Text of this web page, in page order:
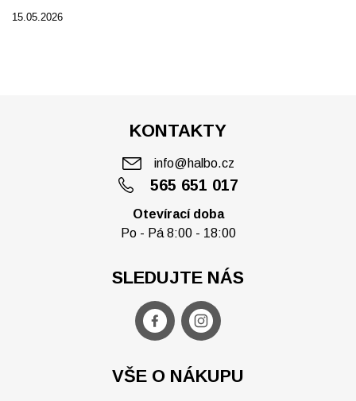
15.05.2026
KONTAKTY
565 651 017
info@halbo.cz
Otevírací doba
Po - Pá 8:00 - 18:00
VŠE O NÁKUPU
SLEDUJTE NÁS